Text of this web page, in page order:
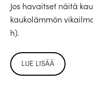
Jos havaitset näitä
kaukolämmön
h).
LUE LISÄÄ